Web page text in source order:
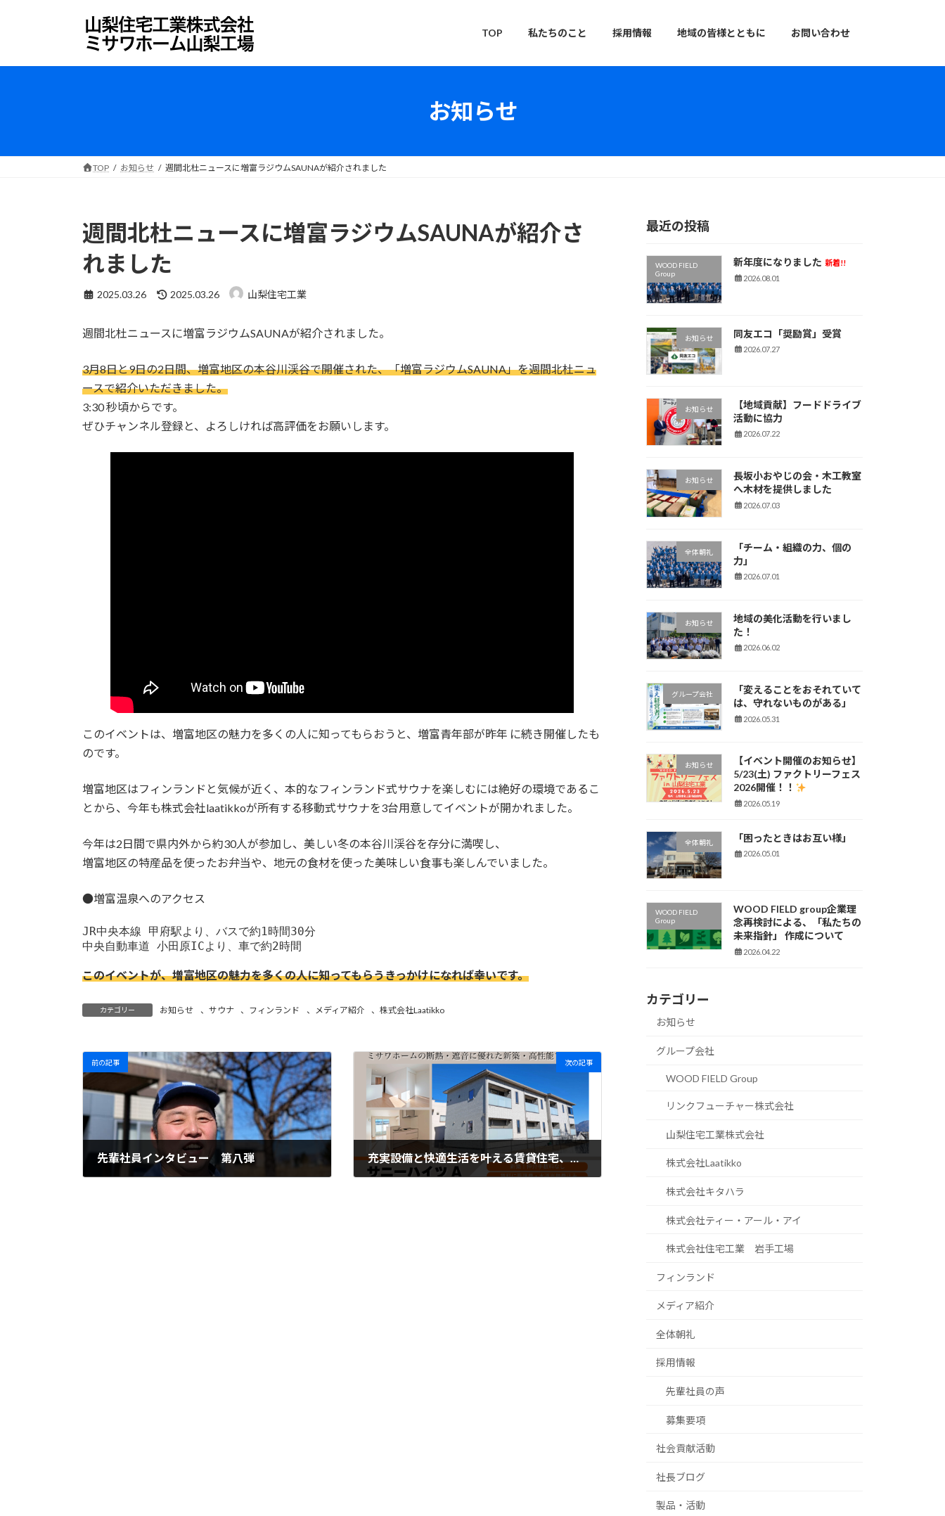
プ
動
TOP 私たちのこと 採用情報 地域の皆様とともに お問い合わせ
お知らせ
TOP お知らせ 週間北杜ニュースに増富ラジウムSAUNAが紹介されました
週間北杜ニュースに増富ラジウムSAUNAが紹介さ
れました
2025.03.26
最
新
時
:
2025.03.26 山梨住宅工業
週間北杜ニュースに増富ラジウムSAUNAが紹介されました。
3月8日と9日の2日間、増富地区の本谷川渓谷で開催された、「増富ラジウムSAUNA」を週間北杜ニュ
ースで紹介いただきました。
3:30 秒頃からです。
ぜひチャンネル登録と、よろしければ高評価をお願いします。
このイベントは、増富地区の魅力を多くの人に知ってもらおうと、増富青年部が昨年 に続き開催したも
のです。
増富地区はフィンランドと気候が近く、本的なフィンランド式サウナを楽しむには絶好の環境であるこ
とから、今年も株式会社laatikkoが所有する移動式サウナを3台用意してイベントが開かれました。
今年は2日間で県内外から約30人が参加し、美しい冬の本谷川渓谷を存分に満喫し、
増富地区の特産品を使ったお弁当や、地元の食材を使った美味しい食事も楽しんでいました。
●増富温泉へのアクセス
JR中央本線 甲府駅より、バスで約1時間30分
中央自動車道 小田原ICより、車で約2時間
このイベントが、増富地区の魅力を多くの人に知ってもらうきっかけになれば幸いです。
カテゴリー お知らせ 、 サウナ 、 フィンランド 、 メディア紹介 、株式会社Laatikko
前の記事
先輩社員インタビュー 第八弾
次の記事
充実設備と快適生活を叶える賃貸住宅、入居者募集開始 !
最近の投稿
WOOD FIELD
Group
新年度になりました 新着!!
2026.08.01
お知らせ 同友エコ「奨励賞」受賞
2026.07.27
お知らせ
【地域貢献】フードドライブ
活動に協力
2026.07.22
お知らせ
長坂小おやじの会・木工教室
へ木材を提供しました
2026.07.03
全体朝礼
「チーム・組織の力、個の
力」
2026.07.01
お知らせ
地域の美化活動を行いまし
た！
2026.06.02
グループ会社
「変えることをおそれていて
は、守れないものがある」
2026.05.31
お知らせ
【イベント開催のお知らせ】
5/23(土) ファクトリーフェス
2026開催！！
2026.05.19
全体朝礼 「困ったときはお互い様」
2026.05.01
WOOD FIELD
Group
WOOD FIELD group企業理
念再検討による、「私たちの
未来指針」 作成について
2026.04.22
カテゴリー
お知らせ
グループ会社
WOOD FIELD Group
リンクフューチャー株式会社
山梨住宅工業株式会社
株式会社Laatikko
株式会社キタハラ
株式会社ティー・アール・アイ
株式会社住宅工業 岩手工場
フィンランド
メディア紹介
全体朝礼
採用情報
先輩社員の声
募集要項
社会貢献活動
社長ブログ
製品・活動